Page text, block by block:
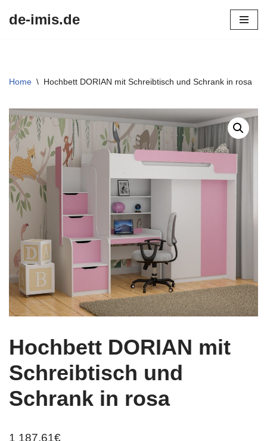
de-imis.de
Home \ Hochbett DORIAN mit Schreibtisch und Schrank in rosa
Hochbett DORIAN mit
Schreibtisch und
Schrank in rosa
1 187,61€